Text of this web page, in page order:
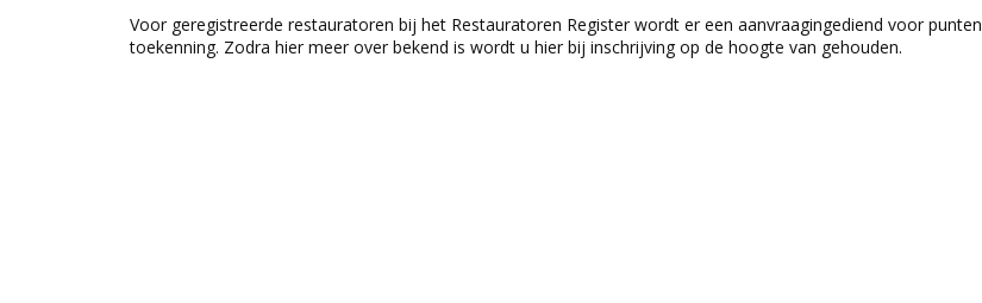
Voor geregistreerde restauratoren bij het Restauratoren Register wordt er een aanvraagingediend voor punten
toekenning. Zodra hier meer over bekend is wordt u hier bij inschrijving op de hoogte van gehouden.